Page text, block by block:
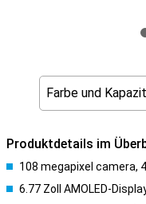
Farbe und
Produktdetails im
108 megapixel camera,
6.77 Zoll AMOLED-